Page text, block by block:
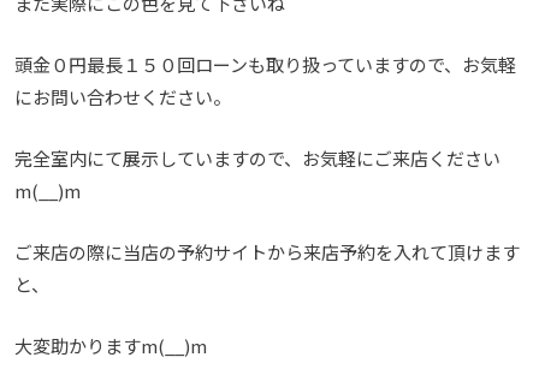
頭金０円最長１５０回ローンも取り扱っていますので、お気軽
にお問い合わせください。
完全室内にて展示していますので、お気軽にご来店ください
m(__)m
ご来店の際に当店の予約サイトから来店予約を入れて頂けます
と、
大変助かりますm(__)m